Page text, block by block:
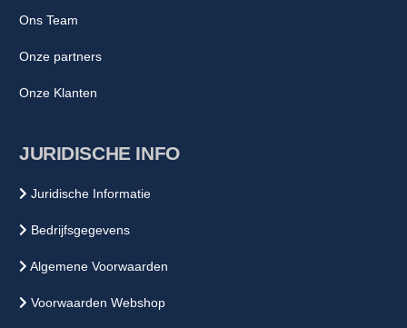
Ons Team
Onze partners
Onze Klanten
JURIDISCHE INFO
Juridische Informatie
Bedrijfsgegevens
Algemene Voorwaarden
Voorwaarden Webshop